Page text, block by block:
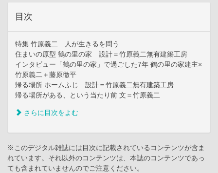
目次
特集 竹原義二 人が生きるを問う
住まいの原型 鶴の里の家 設計＝竹原義二無有建築工房
インタビュー「鶴の里の家」で過ごした7年 鶴の里の家建主×
竹原義二＋藤原徹平
帰る場所 ホームふじ 設計＝竹原義二無有建築工房
帰る場所がある、という当たり前 文＝竹原義二
さらに目次をよむ
※このデジタル雑誌には目次に記載されているコンテンツが含ま
れています。それ以外のコンテンツは、本誌のコンテンツであっ
ても含まれていませんのでご注意ください。